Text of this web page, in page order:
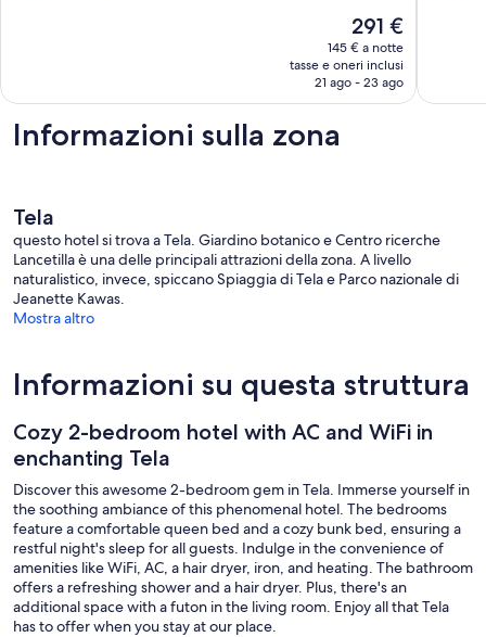
Centro
Il
prezzo
attuale
è
291 €
291 €
145 € a notte
tasse e oneri inclusi
21 ago - 23 ago
Informazioni sulla zona
Tela
questo hotel si trova a Tela. Giardino botanico e Centro ricerche
Lancetilla è una delle principali attrazioni della zona. A livello
naturalistico, invece, spiccano Spiaggia di Tela e Parco nazionale di
Jeanette Kawas.
Mostra altro
Informazioni su questa struttura
Cozy 2-bedroom hotel with AC and WiFi in
enchanting Tela
Discover this awesome 2-bedroom gem in Tela. Immerse yourself in
the soothing ambiance of this phenomenal hotel. The bedrooms
feature a comfortable queen bed and a cozy bunk bed, ensuring a
restful night's sleep for all guests. Indulge in the convenience of
amenities like WiFi, AC, a hair dryer, iron, and heating. The bathroom
offers a refreshing shower and a hair dryer. Plus, there's an
additional space with a futon in the living room. Enjoy all that Tela
has to offer when you stay at our place.